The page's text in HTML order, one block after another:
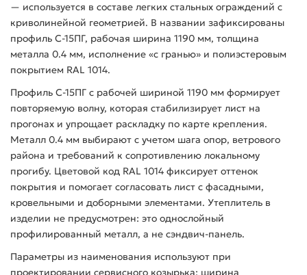
— используется в составе легких стальных ограждений с
криволинейной геометрией. В названии зафиксированы
профиль С-15ПГ, рабочая ширина 1190 мм, толщина
металла 0.4 мм, исполнение «с гранью» и полиэстеровым
покрытием RAL 1014.
Профиль С-15ПГ с рабочей шириной 1190 мм формирует
повторяемую волну, которая стабилизирует лист на
прогонах и упрощает раскладку по карте крепления.
Металл 0.4 мм выбирают с учетом шага опор, ветрового
района и требований к сопротивлению локальному
прогибу. Цветовой код RAL 1014 фиксирует оттенок
покрытия и помогает согласовать лист с фасадными,
кровельными и доборными элементами. Утеплитель в
изделии не предусмотрен: это однослойный
профилированный металл, а не сэндвич-панель.
Параметры из наименования используют при